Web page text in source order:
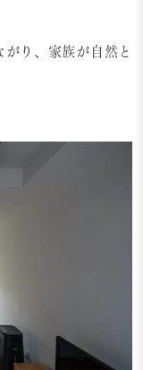
り、家族が自然と